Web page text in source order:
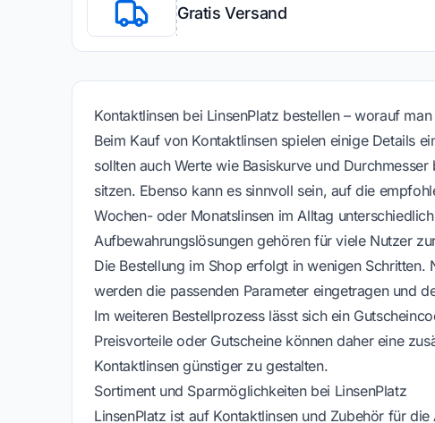
Gratis Versand
Kontaktlinsen bei LinsenPlatz bestellen – worauf
Beim Kauf von Kontaktlinsen spielen einige Details
sollten auch Werte wie Basiskurve und
sitzen. Ebenso kann es sinnvoll sein, auf die
Wochen- oder Monatslinsen im Alltag
Aufbewahrungslösungen gehören für viele Nutzer
Die Bestellung im Shop erfolgt in wenigen
werden die passenden Parameter eingetragen und
Im weiteren Bestellprozess lässt sich ein
Preisvorteile oder Gutscheine können daher eine
Kontaktlinsen günstiger zu gestalten.
Sortiment und Sparmöglichkeiten bei LinsenPlatz
LinsenPlatz ist auf Kontaktlinsen und Zubehör für